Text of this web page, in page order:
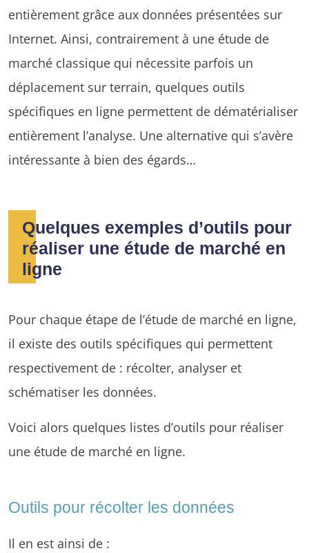
entièrement grâce aux données présentées sur
Internet. Ainsi, contrairement à une étude de
marché classique qui nécessite parfois un
déplacement sur terrain, quelques outils
spécifiques en ligne permettent de dématérialiser
entièrement l’analyse. Une alternative qui s’avère
intéressante à bien des égards…
Quelques exemples d’outils pour
réaliser une étude de marché en
ligne
Pour chaque étape de l’étude de marché en ligne,
il existe des outils spécifiques qui permettent
respectivement de : récolter, analyser et
schématiser les données.
Voici alors quelques listes d’outils pour réaliser
une étude de marché en ligne.
Outils pour récolter les données
Il en est ainsi de :